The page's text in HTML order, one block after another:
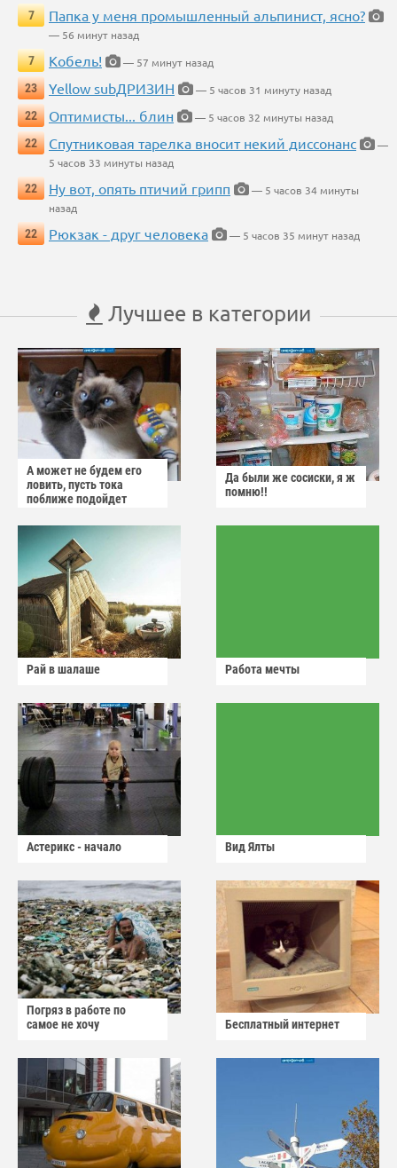
7
Папка у меня промышленный альпинист, ясно?
— 56 минут назад
7
Кобель!
— 57 минут назад
23
Yellow subДРИЗИН
— 5 часов 31 минуту назад
22
Оптимисты... блин
— 5 часов 32 минуты назад
22
Спутниковая тарелка вносит некий диссонанс
—
5 часов 33 минуты назад
22
Ну вот, опять птичий грипп
— 5 часов 34 минуты
назад
22
Рюкзак - друг человека — 5 часов 35 минут назад
Лучшее в категории
А может не будем его
ловить, пусть тока
поближе подойдет
Да были же сосиски, я ж
помню!!
Рай в шалаше Работа мечты
Астерикс - начало Вид Ялты
Погряз в работе по
самое не хочу
Бесплатный интернет